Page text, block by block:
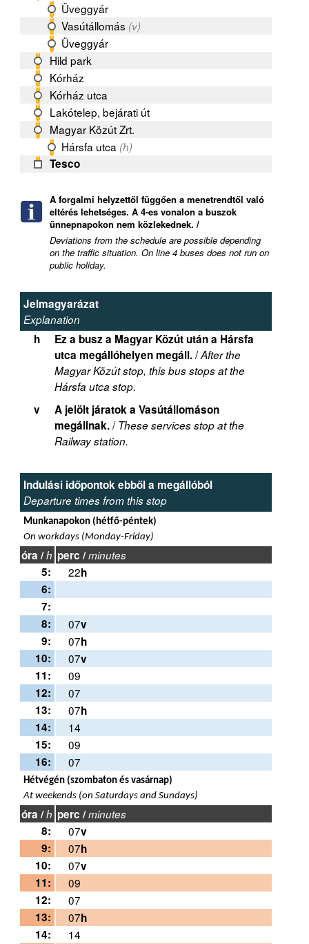
Üveggyár
Vasútállomás (v)
Üveggyár
Hild park
Kórház
Kórház utca
Lakótelep, bejárati út
Magyar Közút Zrt.
Hársfa utca (h)
Tesco
A forgalmi helyzettől függően a menetrendtől való
eltérés lehetséges. A 4-es vonalon a buszok
ünnepnapokon nem közlekednek. /
Deviations from the schedule are possible depending
on the traffic situation. On line 4 buses does not run on
public holiday.
Jelmagyarázat
Explanation
h
Ez a busz a Magyar Közút után a Hársfa
utca megállóhelyen megáll./After the
Magyar Közút stop, this bus stops at the
Hársfa utca stop.
v
A jelölt járatok a Vasútállomáson
megállnak./These services stop at the
Railway station.
Indulási időpontok ebből a megállóból
Departure times from this stop
Munkanapokon (hétfő-péntek)
On workdays (Monday-Friday)
óra /h perc /minutes
5: 22h
6:
7:
8:
07v
9:
07h
10:
07v
11:
09
12:
07
13:
07h
14:
14
15:
09
16:
07
Hétvégén (szombaton és vasárnap)
At weekends (on Saturdays and Sundays)
óra /h perc /minutes
8: 07v
9:
07h
10:
07v
11:
09
12:
07
13:
07h
14:
14